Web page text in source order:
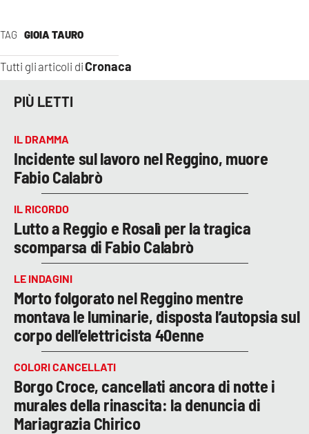
TAG GIOIA TAURO
Tutti gli articoli diCronaca
PIÙ LETTI
IL DRAMMA
Incidente sul lavoro nel Reggino, muore
Fabio Calabrò
IL RICORDO
Lutto a Reggio e Rosalì per la tragica
scomparsa di Fabio Calabrò
LE INDAGINI
Morto folgorato nel Reggino mentre
montava le luminarie, disposta l’autopsia sul
corpo dell’elettricista 40enne
COLORI CANCELLATI
Borgo Croce, cancellati ancora di notte i
murales della rinascita: la denuncia di
Mariagrazia Chirico